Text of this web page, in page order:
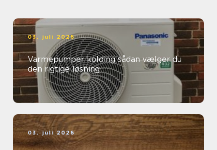
03. juli 2026
Varmepumper kolding sådan vælger du
den rigtige løsning
03. juli 2026